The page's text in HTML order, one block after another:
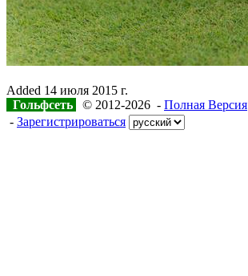
Added 14 июля 2015 г.
Гольфсеть
© 2012-2026 - Полная Версия
- Зарегистрироваться